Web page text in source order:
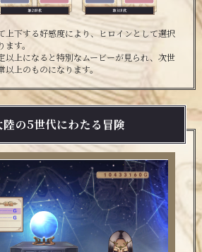
上下する好感度により、ヒロインとして選択
す。
以上になると特別なムービーが見られ、次世
以上のものになります。
陸の5世代にわたる冒険